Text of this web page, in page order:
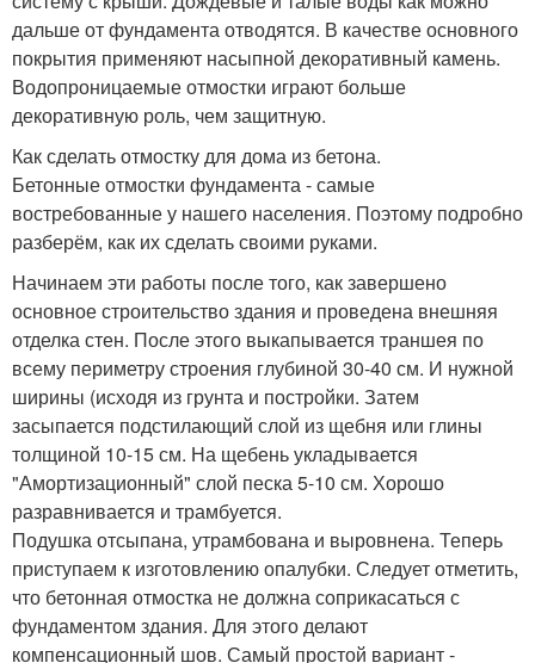
дальше от фундамента отводятся. В качестве основного
покрытия применяют насыпной декоративный камень.
Водопроницаемые отмостки играют больше
декоративную роль, чем защитную.
Как сделать отмостку для дома из бетона.
Бетонные отмостки фундамента - самые
востребованные у нашего населения. Поэтому подробно
разберём, как их сделать своими руками.
Начинаем эти работы после того, как завершено
основное строительство здания и проведена внешняя
отделка стен. После этого выкапывается траншея по
всему периметру строения глубиной 30-40 см. И нужной
ширины (исходя из грунта и постройки. Затем
засыпается подстилающий слой из щебня или глины
толщиной 10-15 см. На щебень укладывается
"Амортизационный" слой песка 5-10 см. Хорошо
разравнивается и трамбуется.
Подушка отсыпана, утрамбована и выровнена. Теперь
приступаем к изготовлению опалубки. Следует отметить,
что бетонная отмостка не должна соприкасаться с
фундаментом здания. Для этого делают
компенсационный шов. Самый простой вариант -